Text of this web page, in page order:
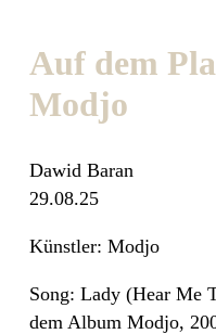
Auf dem
Modjo
Dawid Baran
29.08.25
Künstler: Modjo
Song: Lady (Hear Me
dem Album Modjo,